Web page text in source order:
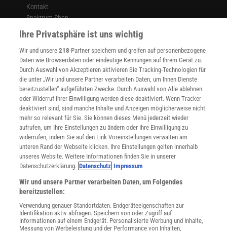
Kontakt
Spektrum Shop
Im Handel kaufen
Presse
Verträge kündigen
INFO
Mediadaten
Datenschutz
Nutzungsbedingungen
Cookie-Einstellungen
Utiq verwalten
Nutzungsbasierte Onlinewerbung
Alle Artikel
Impressum
Angebote für Schulen
Angebote für Institutionen
Sprachen lernen mit Gymglish
Lexika
Ihre Privatsphäre ist uns wichtig
Wir und unsere218-Partner speichern und greifen auf personenbezogene
Daten wie Browserdaten oder eindeutige Kennungen auf Ihrem Gerät zu.
Durch Auswahl von Akzeptieren aktivieren Sie Tracking-Technologien für
die unter „Wir und unsere Partner verarbeiten Daten, um Ihnen Dienste
bereitzustellen“ aufgeführten Zwecke. Durch Auswahl von Alle ablehnen
oder Widerruf Ihrer Einwilligung werden diese deaktiviert. Wenn Tracker
deaktiviert sind, sind manche Inhalte und Anzeigen möglicherweise nicht
mehr so relevant für Sie. Sie können dieses Menü jederzeit wieder
aufrufen, um Ihre Einstellungen zu ändern oder Ihre Einwilligung zu
widerrufen, indem Sie auf den Link Voreinstellungen verwalten am
unteren Rand der Webseite klicken. Ihre Einstellungen gelten innerhalb
unseres Website. Weitere Informationen finden Sie in unserer
Datenschutzerklärung. Datenschutz Impressum
Wir und unsere Partner verarbeiten Daten, um Folgendes
bereitzustellen:
Verwendung genauer Standortdaten. Endgeräteeigenschaften zur
Identifikation aktiv abfragen. Speichern von oder Zugriff auf
Informationen auf einem Endgerät. Personalisierte Werbung und Inhalte,
Messung von Werbeleistung und der Performance von Inhalten,